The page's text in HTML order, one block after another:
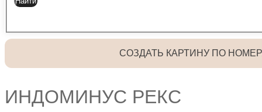
СОЗДАТЬ КАРТИНУ ПО
ИНДОМИНУС РЕКС